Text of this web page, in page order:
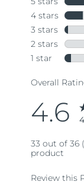
page
link.